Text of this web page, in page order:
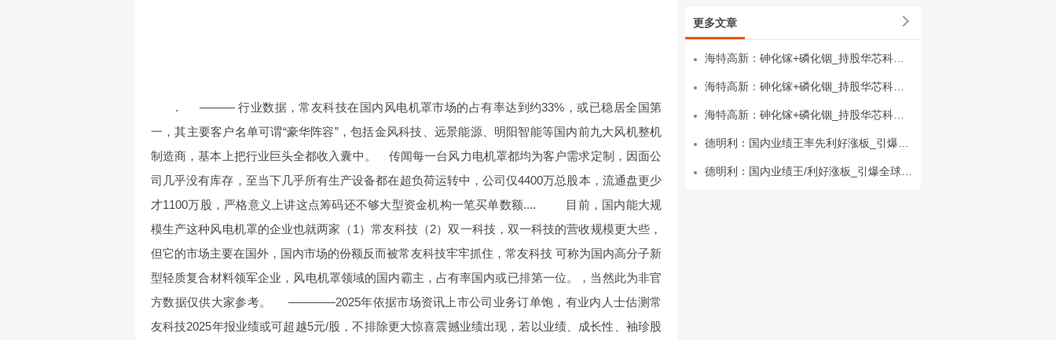
. ——— 行业数据，常友科技在国内风电机罩市场的占有率达到约33%，或已稳居全国第
一，其主要客户名单可谓“豪华阵容”，包括金风科技、远景能源、明阳智能等国内前九大风机整机
制造商，基本上把行业巨头全都收入囊中。 传闻每一台风力电机罩都均为客户需求定制，因面公
司几乎没有库存，至当下几乎所有生产设备都在超负荷运转中，公司仅4400万总股本，流通盘更少
才1100万股，严格意义上讲这点筹码还不够大型资金机构一笔买单数额.... 目前，国内能大规
模生产这种风电机罩的企业也就两家（1）常友科技（2）双一科技，双一科技的营收规模更大些，
但它的市场主要在国外，国内市场的份额反而被常友科技牢牢抓住，常友科技 可称为国内高分子新
型轻质复合材料领军企业，风电机罩领域的国内霸主，占有率国内或已排第一位。，当然此为非官
方数据仅供大家参考。 ————2025年依据市场资讯上市公司业务订单饱，有业内人士估测常
友科技2025年报业绩或可超越5元/股，不排除更大惊喜震撼业绩出现，若以业绩、成长性、袖珍股
更多文章